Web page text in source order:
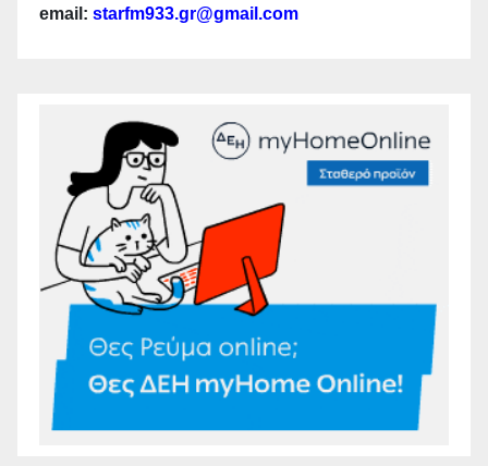
email: starfm933.gr@gmail.com